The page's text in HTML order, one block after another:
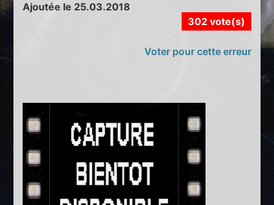
Ajoutée le 25.03.2018
302 vote(s)
Voter pour cette erreur